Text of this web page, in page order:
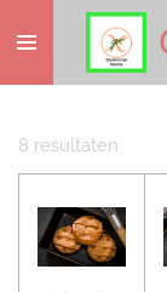
direct
naar
hoofdinhoud
8 resultaten